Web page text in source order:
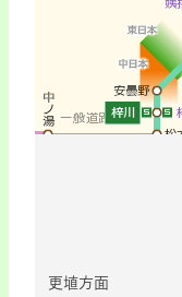
更埴方面